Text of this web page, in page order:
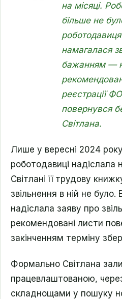
на місяці.
більше не
намагалася
бажанням —
реєстрації
повернувся
Світлана.
Лише у вересні 2024
роботодавиці
Світлані її трудову
звільнення в ній не
надіслала заяву про
рекомендовані листи
закінченням терміну
Формально Світлана
працевлаштованою,
складнощами у пошуку